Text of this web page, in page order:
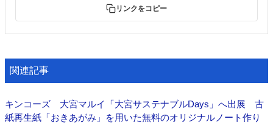
リンクをコピー
関連記事
キンコーズ 大宮マルイ「大宮サステナブルDays」へ出展 古
紙再生紙「おきあがみ」を用いた無料のオリジナルノート作り